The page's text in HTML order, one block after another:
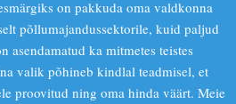
on pakkuda oma valdkonna
põllumajandussektorile, kuid paljud
asendamatud ka mitmetes teistes
valik põhineb kindlal teadmisel, et
proovitud ning oma hinda väärt. Meie